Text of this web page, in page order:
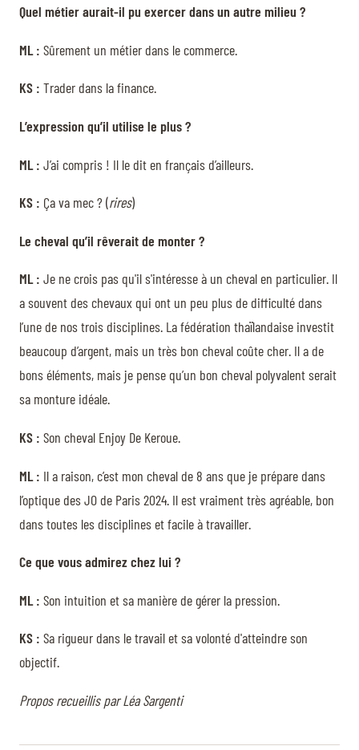
Quel métier aurait-il pu exercer dans un autre milieu ?
ML : Sûrement un métier dans le commerce.
KS : Trader dans la finance.
L’expression qu’il utilise le plus ?
ML : J’ai compris ! Il le dit en français d’ailleurs.
KS : Ça va mec ? (rires)
Le cheval qu’il rêverait de monter ?
ML : Je ne crois pas qu'il s'intéresse à un cheval en particulier. Il
a souvent des chevaux qui ont un peu plus de difficulté dans
l’une de nos trois disciplines. La fédération thaïlandaise investit
beaucoup d’argent, mais un très bon cheval coûte cher. Il a de
bons éléments, mais je pense qu’un bon cheval polyvalent serait
sa monture idéale.
KS : Son cheval Enjoy De Keroue.
ML : Il a raison, c’est mon cheval de 8 ans que je prépare dans
l’optique des JO de Paris 2024. Il est vraiment très agréable, bon
dans toutes les disciplines et facile à travailler.
Ce que vous admirez chez lui ?
ML : Son intuition et sa manière de gérer la pression.
KS : Sa rigueur dans le travail et sa volonté d'atteindre son
objectif.
Propos recueillis par Léa Sargenti